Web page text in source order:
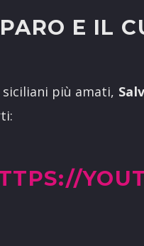
E IL
più amati,